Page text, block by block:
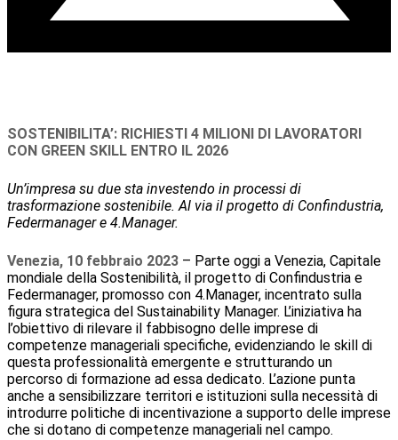
SOSTENIBILITA’: RICHIESTI 4 MILIONI DI LAVORATORI
CON GREEN SKILL ENTRO IL 2026
Un’impresa su due sta investendo in processi di
trasformazione sostenibile. Al via il progetto di Confindustria,
Federmanager e 4.Manager.
Venezia, 10 febbraio 2023 – Parte oggi a Venezia, Capitale
mondiale della Sostenibilità, il progetto di Confindustria e
Federmanager, promosso con 4.Manager, incentrato sulla
figura strategica del Sustainability Manager. L’iniziativa ha
l’obiettivo di rilevare il fabbisogno delle imprese di
competenze manageriali specifiche, evidenziando le skill di
questa professionalità emergente e strutturando un
percorso di formazione ad essa dedicato. L’azione punta
anche a sensibilizzare territori e istituzioni sulla necessità di
introdurre politiche di incentivazione a supporto delle imprese
che si dotano di competenze manageriali nel campo.